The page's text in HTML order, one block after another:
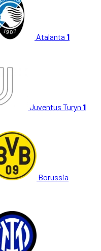
Atalanta 1
Juventus Turyn 1
Borussia